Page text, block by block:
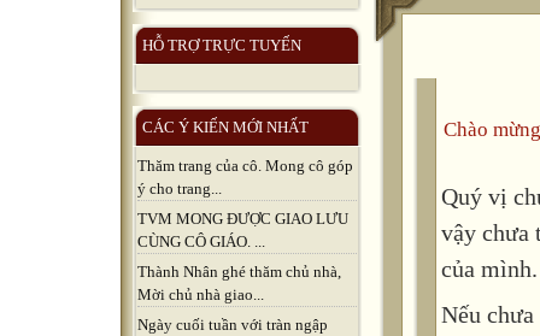
HỖ TRỢ TRỰC TUYẾN
CÁC Ý KIẾN MỚI NHẤT
Thăm trang của cô. Mong cô góp
ý cho trang...
TVM MONG ĐƯỢC GIAO LƯU
CÙNG CÔ GIÁO. ...
Thành Nhân ghé thăm chủ nhà,
Mời chủ nhà giao...
Ngày cuối tuần với tràn ngập
Chào
Quý vị
vậy chưa
của mình.
Nếu